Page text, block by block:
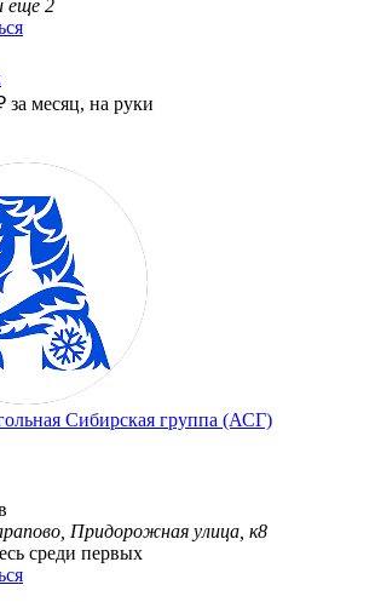
еще 2
за месяц, на руки
Сибирская группа (АСГ)
Придорожная улица, к8
среди первых